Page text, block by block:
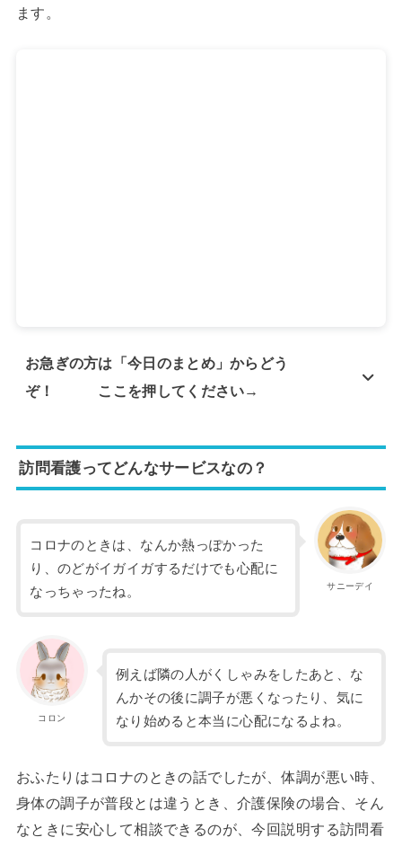
ます。
お急ぎの方は「今日のまとめ」からどう
ぞ！ ここを押してください→
訪問看護ってどんなサービスなの？
サニーデイ
コロナのときは、なんか熱っぽかった
り、のどがイガイガするだけでも心配に
なっちゃったね。
コロン
例えば隣の人がくしゃみをしたあと、な
んかその後に調子が悪くなったり、気に
なり始めると本当に心配になるよね。
おふたりはコロナのときの話でしたが、体調が悪い時、
身体の調子が普段とは違うとき、介護保険の場合、そん
なときに安心して相談できるのが、今回説明する訪問看